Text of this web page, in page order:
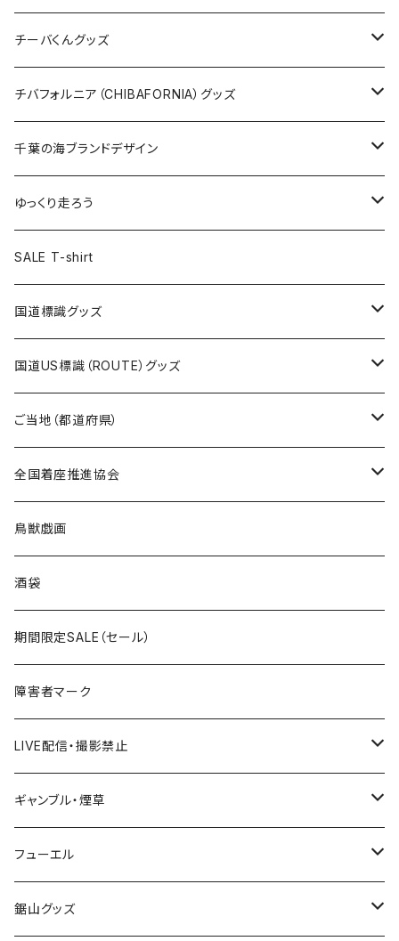
クリアファイル
Tシャツ
キャップ
トートバッグ
ランチバッグ
エコバッグ
ステッカー
缶バッジ
キーホルダー
クリアファイル
バッグ
ステッカー
缶バッジ
キーホルダー
クリアファイル
ステッカー
ステッカー大
缶バッジ
缶バッジ32mm
缶バッジ54mm
エコバッグ
JAGUARさんコラボグッズ
Tシャツ
ステッカー
サコッシュ
ホテルキーホルダー
モーテルキーホルダー
トートバッグ
Tシャツ
ステッカー
缶バッジ
クリアファイル
マスク
エコバッグ
千葉ロッテマリーンズコラボ
チーバくんグッズ
Tシャツ
キャップ
エコバッグ
ステッカー
モーテルキーホルダー
ホテルキーホルダー
トートバッグ
チバフォルニア（CHIBAFORNIA）グッズ
Tシャツ
キャップ
ステッカー
ホテルキーホルダー
千葉の海ブランドデザイン
Tシャツ
キャップ
ステッカー
ゆっくり走ろう
Tシャツ
ステッカー
ホテルキーホルダー
SALE T-shirt
国道標識グッズ
ステッカー
国道0～99号線
国道100～199号線
国道600～699号線
国道700～799号線
Tシャツ
キャップ
国道US標識（ROUTE）グッズ
ステッカー
ROUTE 0～99号線
ROUTE100～199号線
ROUTE600～699号線
ROUTE700～799号線
Tシャツ
ROUTE 0～99号線
ROUTE 100～199号線
ROUTE 600～699号線
ROUTE 700～799号線
キャップ
ROUTE 0～99号線
ROUTE 100～199号線
ROUTE 600～699号線
ROUTE 700～799号線
ご当地（都道府県）
北海道
青森県
岩手県
宮城県
秋田県
Tシャツ
ステッカー
山形県
福島県
茨城県
栃木県
全国着座推進協会
ステッカー
鳥獣戯画
酒袋
期間限定SALE（セール）
障害者マーク
LIVE配信・撮影禁止
LIVE配信禁止
撮影禁止
ギャンブル・煙草
ホテルキーホルダー
たばこ・禁煙ステッカー
フューエル
ステッカー
鋸山グッズ